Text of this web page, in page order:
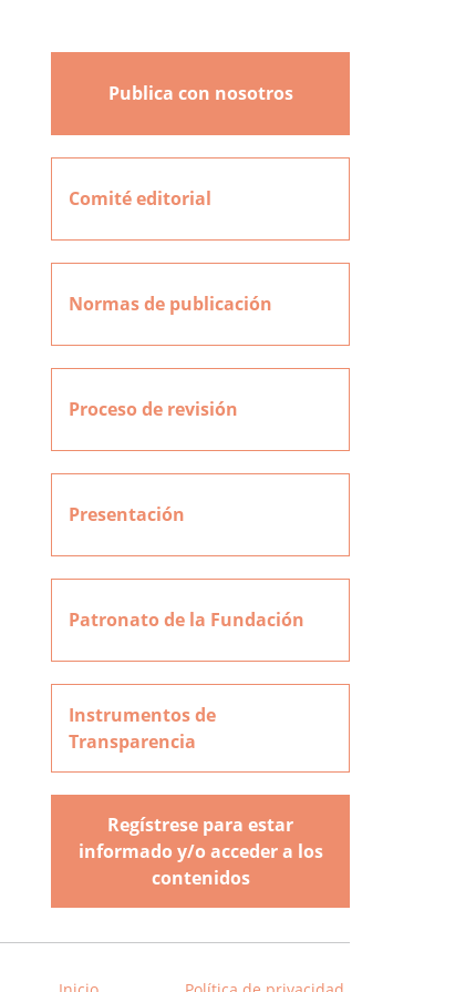
Publica con nosotros
Comité editorial
Normas de publicación
Proceso de revisión
Presentación
Patronato de la Fundación
Instrumentos de
Transparencia
Regístrese para estar
informado y/o acceder a los
contenidos